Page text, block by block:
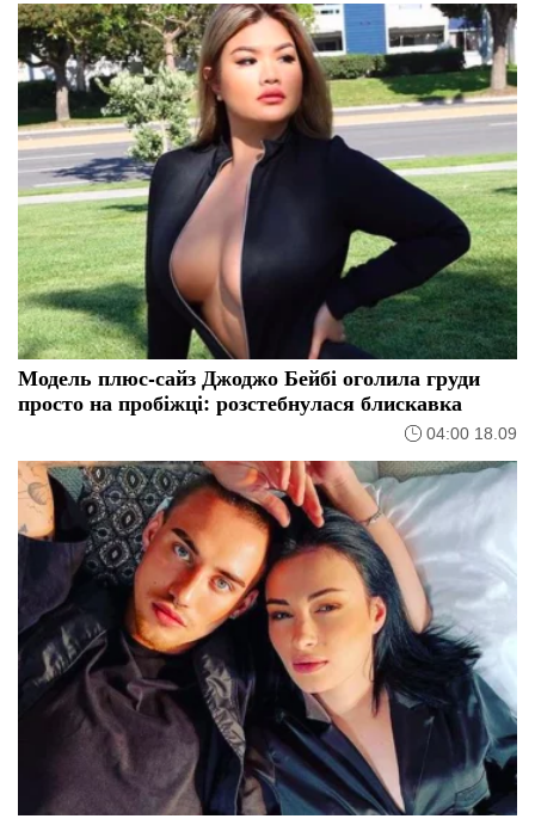
Модель плюс-сайз Джоджо Бейбі оголила груди
просто на пробіжці: розстебнулася блискавка
04:00 18.09